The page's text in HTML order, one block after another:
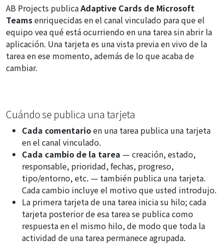
AB Projects publicaAdaptive Cards de Microsoft
Teamsenriquecidas en el canal vinculado para que el
equipo vea qué está ocurriendo en una tarea sin abrir la
aplicación. Una tarjeta es una vista previa en vivo de la
tarea en ese momento, además de lo que acaba de
cambiar.
Cuándo se publica una tarjeta
Cada comentarioen una tarea publica una tarjeta
en el canal vinculado.
Cada cambio de la tarea — creación, estado,
responsable, prioridad, fechas, progreso,
tipo/entorno, etc. — también publica una tarjeta.
Cada cambio incluye el motivo que usted introdujo.
La primera tarjeta de una tarea inicia su hilo; cada
tarjeta posterior de esa tarea se publica como
respuesta en el mismo hilo, de modo que toda la
actividad de una tarea permanece agrupada.